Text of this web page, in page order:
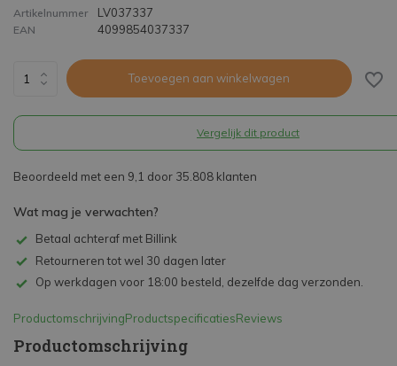
Artikelnummer LV037337
EAN 4099854037337
Toevoegen aan winkelwagen
Vergelijk dit product
Beoordeeld met een 9,1 door 35.808 klanten
Wat mag je verwachten?
Betaal achteraf met Billink
Retourneren tot wel 30 dagen later
Op werkdagen voor 18:00 besteld, dezelfde dag verzonden.
ProductomschrijvingProductspecificatiesReviews
Productomschrijving